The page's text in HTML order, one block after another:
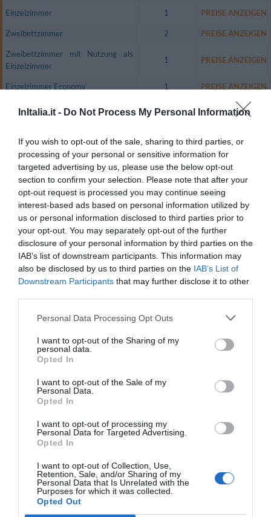
InItalia.it - Do Not Process My Personal Information
If you wish to opt-out of the sale, sharing to third parties, or
processing of your personal or sensitive information for
targeted advertising by us, please use the below opt-out
section to confirm your selection. Please note that after your
opt-out request is processed you may continue seeing
interest-based ads based on personal information utilized by
us or personal information disclosed to third parties prior to
your opt-out. You may separately opt-out of the further
disclosure of your personal information by third parties on the
IAB’s list of downstream participants. This information may
also be disclosed by us to third parties on the IAB’s List of
Downstream Participants that may further disclose it to other
Personal Data Processing Opt Outs
I want to opt-out of the Sharing of my
personal data.
Opted In
I want to opt-out of the Sale of my
Personal Data.
Opted In
I want to opt-out of processing my
Personal Data for Targeted Advertising.
Opted In
I want to opt-out of Collection, Use,
Retention, Sale, and/or Sharing of my
Personal Data that Is Unrelated with the
Purposes for which it was collected.
Opted Out
Einzelzimmer 1 PREISE ANZEIGEN
Zweibettzimmer 2 PREISE ANZEIGEN
Zweibettzimmer mit Nutzung als
Einzelzimmer
1 PREISE ANZEIGEN
Einzelzimmer Economy 1 PREISE ANZEIGEN
Zweibettzimmer Economy PREISE ANZEIGEN
Apartments und sechs Zimmer in einer Dependance. Alle Zimmer sind mit
einem LCD-Fernseher, Radio, Direktwahltelefon, Klimaanlage,
Internetzugang, einem Safe, einer Minibar sowie einem eigenen Bad mit
Haartrockner und Kosmetik-Set ausgestattet.
Verfügbare Zimmer: Einzelzimmer, Zweibettzimmer, Zweibettzimmer mit
Nutzung als Einzelzimmer, Einzelzimmer Economy, Zweibettzimmer
Economy.
Im Preis inbegriffene Leistungen
Überdachter Hotelparkplatz
Bankett- /Empfangssaal
Fernsehzimmer
Hotelparkplatz mit eigener
Portier
Radwege
Touristen- Informationen
Restaurant und Bar
denen bis zu 200 Personen Platz finden. Die Räumlichkeiten eignen sich
auch ideal für Festlichkeiten, die von personalisierten Menüs begleitet
Leistungen gegen Bezahlung
Autovermietung
Bügeldienst
Empfänge / Festessen / Feiern
Essen für Gruppen
Gepäckaufbewahrung
Klimaanlage in den
Gemeinschaftsräumen
Limousine -Service
Tennisplatz
Transfer von/zum Flughafen
Transfer von/zur Messe
Trockenreinigung
Typisch lokale Küche
Merkmale des Hotels
Business-Hotel
Nichtraucherzimmer
Schallgedämmte Zimmer